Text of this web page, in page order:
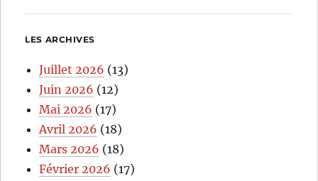
LES ARCHIVES
Juillet 2026 (13)
Juin 2026 (12)
Mai 2026 (17)
Avril 2026 (18)
Mars 2026 (18)
Février 2026 (17)